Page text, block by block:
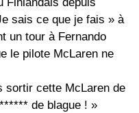
sais ce que je fais » à
un tour à Fernando
le pilote McLaren ne
sortir cette McLaren de
de blague ! »